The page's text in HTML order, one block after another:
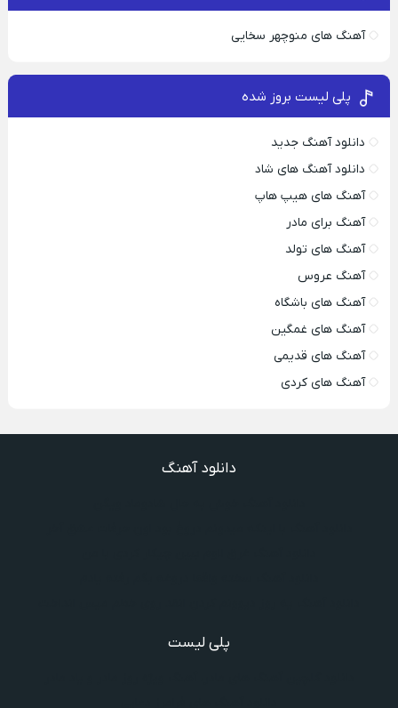
آهنگ های منوچهر سخایی
پلی لیست بروز شده
دانلود آهنگ جدید
دانلود آهنگ های شاد
آهنگ های هیپ هاپ
آهنگ برای مادر
آهنگ های تولد
آهنگ عروس
آهنگ های باشگاه
آهنگ های غمگین
آهنگ های قدیمی
آهنگ های کردی
دانلود آهنگ
پلی لیست